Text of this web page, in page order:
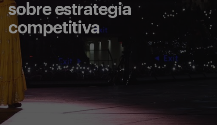
sobre estrategia
competitiva